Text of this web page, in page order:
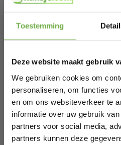
Toestemming
Deze website maakt gebruik
We gebruiken cookies om
personaliseren, om functies
en om ons websiteverkeer te
informatie over uw gebruik
partners voor social media,
partners kunnen deze
Schrijf je in en
Bij 2dekansje.com
kortingen tot